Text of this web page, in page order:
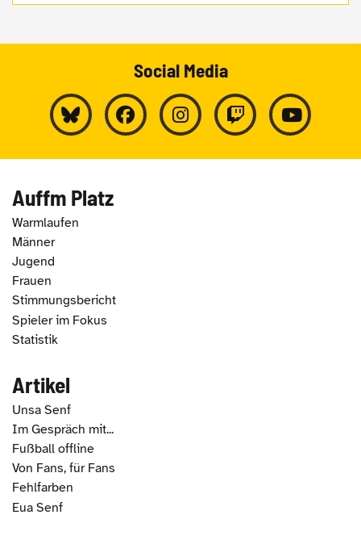
Social Media
Auffm Platz
Warmlaufen
Männer
Jugend
Frauen
Stimmungsbericht
Spieler im Fokus
Statistik
Artikel
Unsa Senf
Im Gespräch mit...
Fußball offline
Von Fans, für Fans
Fehlfarben
Eua Senf